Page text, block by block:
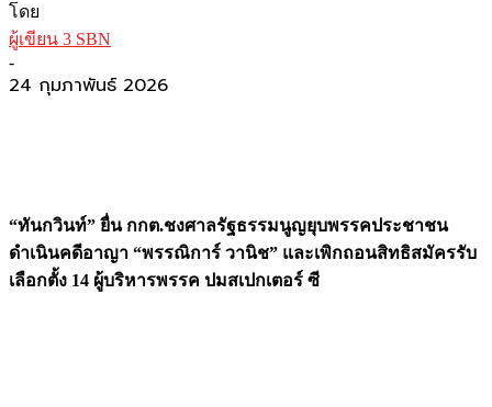
โดย
ผู้เขียน 3 SBN
-
24 กุมภาพันธ์ 2026
“ทันกวินท์” ยื่น กกต.ชงศาลรัฐธรรมนูญยุบพรรคประชาชน
ดำเนินคดีอาญา “พรรณิการ์ วานิช” และเพิกถอนสิทธิสมัครรับ
เลือกตั้ง 14 ผู้บริหารพรรค ปมสเปกเตอร์ ซี